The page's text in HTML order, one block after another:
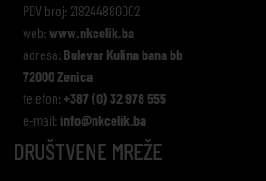
PDV broj: 218244880002
web: www.nkcelik.ba
adresa: Bulevar Kulina bana bb
72000 Zenica
telefon: +387 (0) 32 978 555
e-mail: info@nkcelik.ba
DRUŠTVENE MREŽE